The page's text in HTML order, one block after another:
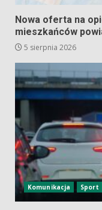
Nowa oferta na
mieszkańców
5 sierpnia 2026
Komunikacja Sport